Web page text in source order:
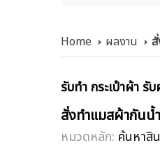
Home ผลงาน
รับทำ กระเป๋าผ้า
สั่งทำแมสผ้ากันน้
หมวดหลัก: ค้นหาสิ